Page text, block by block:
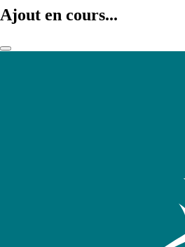
Ajout en cours...